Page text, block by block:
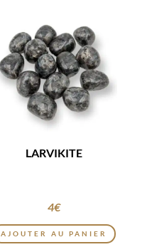
LARVIKITE
4€
AJOUTER AU PANIER